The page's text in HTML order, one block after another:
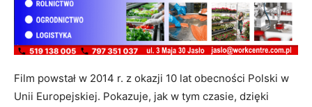
Film powstał w 2014 r. z okazji 10 lat obecności Polski w
Unii Europejskiej. Pokazuje, jak w tym czasie, dzięki